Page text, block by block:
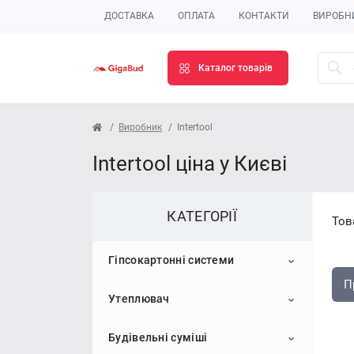
ДОСТАВКА ОПЛАТА КОНТАКТИ
Каталог товарів
Виробник Intertool
Intertool ціна у Києві
КАТЕГОРІЇ
Гіпсокартонні системи
Гіпсокартон
Стельовий гіпсокартон
Профіль для гіпсокартону
Утеплювач
Пінопласт
Будівельні суміші